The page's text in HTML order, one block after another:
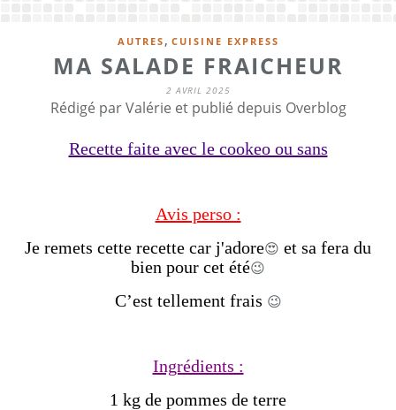
AUTRES , CUISINE EXPRESS
MA SALADE FRAICHEUR
2 AVRIL 2025
Rédigé par Valérie et publié depuis Overblog
Recette faite avec le cookeo ou sans
Avis perso :
Je remets cette recette car j'adore😍 et sa fera du
bien pour cet été😉
C’est tellement frais 😉
Ingrédients :
1 kg de pommes de terre